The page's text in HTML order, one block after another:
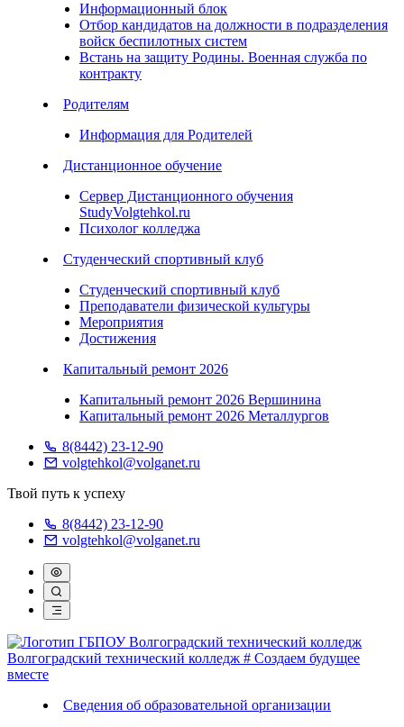
Информационный блок
Отбор кандидатов на должности в подразделения
войск беспилотных систем
Встань на защиту Родины. Военная служба по
контракту
Родителям
Информация для Родителей
Дистанционное обучение
Сервер Дистанционного обучения
StudyVolgtehkol.ru
Психолог колледжа
Студенческий спортивный клуб
Студенческий спортивный клуб
Преподаватели физической культуры
Мероприятия
Достижения
Капитальный ремонт 2026
Капитальный ремонт 2026 Вершинина
Капитальный ремонт 2026 Металлургов
8(8442) 23-12-90
volgtehkol@volganet.ru
Твой путь к успеху
8(8442) 23-12-90
volgtehkol@volganet.ru
Волгоградский технический колледж # Создаем будущее
вместе
Сведения об образовательной организации